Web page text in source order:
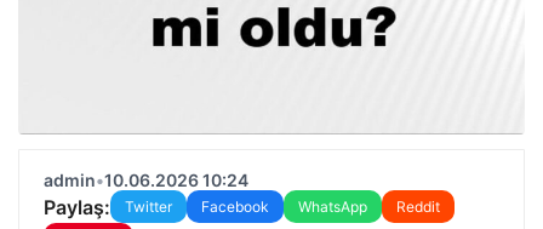
admin•10.06.2026 10:24
Paylaş: Twitter Facebook WhatsApp
Reddit